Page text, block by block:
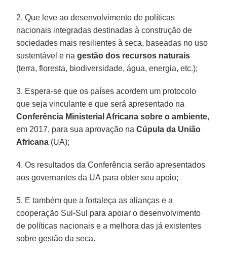
2. Que leve ao desenvolvimento de políticas
nacionais integradas destinadas à construção de
sociedades mais resilientes à seca, baseadas no uso
sustentável e nagestão dos recursos naturais
(terra, floresta, biodiversidade, água, energia, etc.);
3. Espera-se que os países acordem um protocolo
que seja vinculante e que será apresentado na
Conferência Ministerial Africana sobre o ambiente,
em 2017, para sua aprovação naCúpula da União
Africana (UA);
4. Os resultados da Conferência serão apresentados
aos governantes da UA para obter seu apoio;
5. E também que a fortaleça as alianças e a
cooperação Sul-Sul para apoiar o desenvolvimento
de políticas nacionais e a melhora das já existentes
sobre gestão da seca.